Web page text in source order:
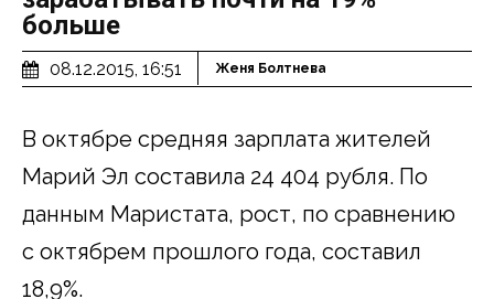
больше
08.12.2015, 16:51 Женя Болтнева
В октябре средняя зарплата жителей
Марий Эл составила 24 404 рубля. По
данным Маристата, рост, по сравнению
с октябрем прошлого года, составил
18,9%.